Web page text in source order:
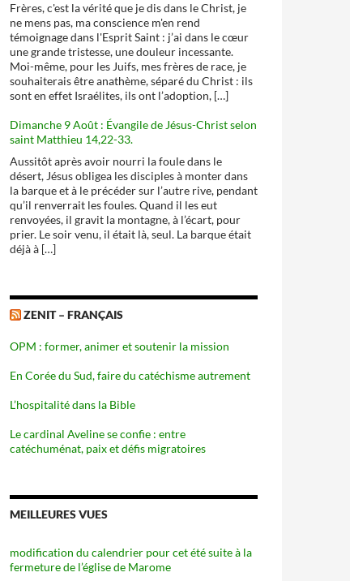
Frères, c'est la vérité que je dis dans le Christ, je
ne mens pas, ma conscience m'en rend
témoignage dans l'Esprit Saint : j’ai dans le cœur
une grande tristesse, une douleur incessante.
Moi-même, pour les Juifs, mes frères de race, je
souhaiterais être anathème, séparé du Christ : ils
sont en effet Israélites, ils ont l’adoption, […]
Dimanche 9 Août : Évangile de Jésus-Christ selon
saint Matthieu 14,22-33.
Aussitôt après avoir nourri la foule dans le
désert, Jésus obligea les disciples à monter dans
la barque et à le précéder sur l’autre rive, pendant
qu’il renverrait les foules. Quand il les eut
renvoyées, il gravit la montagne, à l’écart, pour
prier. Le soir venu, il était là, seul. La barque était
déjà à […]
ZENIT – FRANÇAIS
OPM : former, animer et soutenir la mission
En Corée du Sud, faire du catéchisme autrement
L’hospitalité dans la Bible
Le cardinal Aveline se confie : entre
catéchuménat, paix et défis migratoires
MEILLEURES VUES
modification du calendrier pour cet été suite à la
fermeture de l’église de Marome